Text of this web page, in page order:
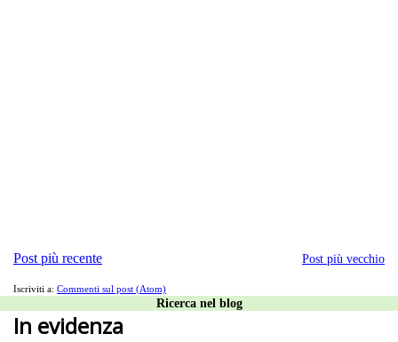
Post più recente Post più vecchio
Iscriviti a: Commenti sul post (Atom)
Ricerca nel blog
In evidenza